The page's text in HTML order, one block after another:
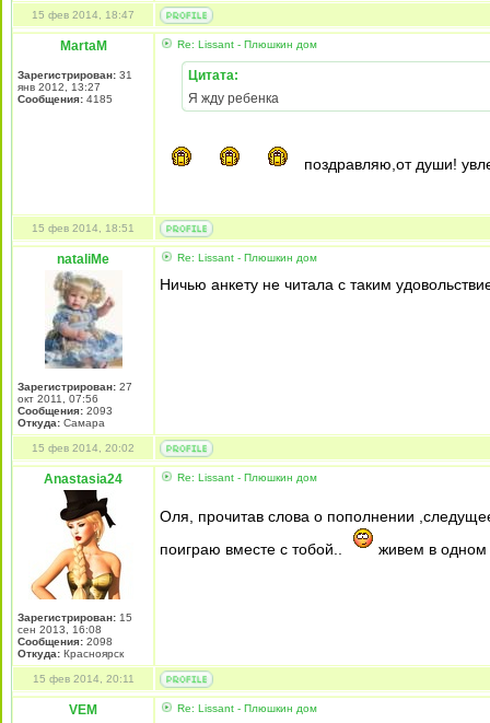
15 фев 2014, 18:47
MartaM
Зарегистрирован: 31
янв 2012, 13:27
Сообщения: 4185
Re: Lissant - Плюшкин дом
Цитата:
Я жду ребенка
поздравляю,от души!
15 фев 2014, 18:51
nataliMe
Зарегистрирован: 27
окт 2011, 07:56
Сообщения: 2093
Откуда: Самара
Re: Lissant - Плюшкин дом
Ничью анкету не читала с таким
15 фев 2014, 20:02
Anastasia24
Зарегистрирован: 15
сен 2013, 16:08
Сообщения: 2098
Откуда: Красноярск
Re: Lissant - Плюшкин дом
Оля, прочитав слова о пополнении
поиграю вместе с тобой..
живем в одном
15 фев 2014, 20:11
VEM Re: Lissant - Плюшкин дом